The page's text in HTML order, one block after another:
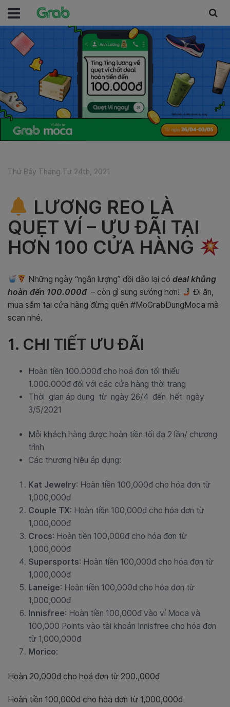
Thứ Bảy Tháng Tư 24th, 2021
LƯƠNG REO LÀ
QUẸT VÍ – ƯU ĐÃI TẠI
HƠN 100 CỬA HÀNG
Những ngày “ngân lượng” dồi dào lại có deal khủng
hoàn đến 100.000đ– còn gì sung sướng hơn!
Đi ăn,
mua sắm tại cửa hàng đừng quên #MoGrabDungMoca mà
scan nhé.
1. CHI TIẾT ƯU ĐÃI
Hoàn tiền 100.000đ cho hoá đơn tối thiểu
1.000.000đ đối với các cửa hàng thời trang
Thời gian áp dụng từ ngày 26/4 đến hết ngày
3/5/2021
Mỗi khách hàng được hoàn tiền tối đa 2 lần/ chương
trình
Các thương hiệu áp dụng:
Kat Jewelry: Hoàn tiền 100,000đ cho hóa đơn từ
1,000,000đ
Couple TX: Hoàn tiền 100,000đ cho hóa đơn từ
1,000,000đ
Crocs: Hoàn tiền 100,000đ cho hóa đơn từ
1,000,000đ
Supersports: Hoàn tiền 100,000đ cho hóa đơn từ
1,000,000đ
Laneige: Hoàn tiền 100,000đ cho hóa đơn từ
1,000,000đ
Innisfree: Hoàn tiền 100,000đ vào ví Moca và
100,000 Points vào tài khoản Innisfree cho hóa đơn
từ 1,000,000đ
Morico:
Hoàn 20,000đ cho hoá đơn từ 200.,000đ
Hoàn tiền 100,000đ cho hóa đơn từ 1,000,000đ